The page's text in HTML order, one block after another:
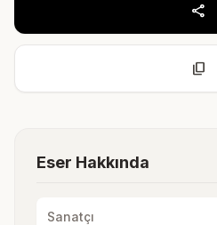
share
content_copy
Eser Hakkında
Sanatçı